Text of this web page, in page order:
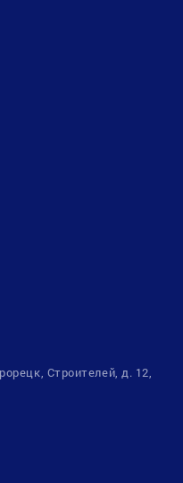
Строителей, д. 12,